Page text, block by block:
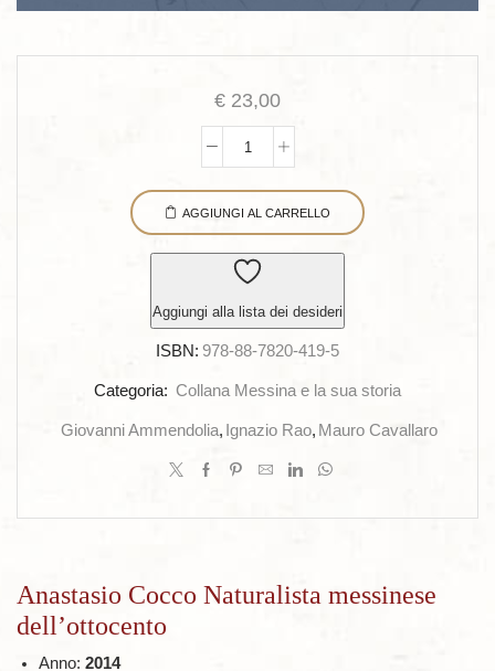
€ 23,00
Anastasio
Cocco
Naturalista
dell’ottocento
quantità
AGGIUNGI AL CARRELLO
Aggiungi alla lista dei desideri
ISBN: 978-88-7820-419-5
Categoria: Collana Messina e la sua storia
Giovanni Ammendolia, Ignazio Rao, Mauro Cavallaro
Anastasio Cocco Naturalista messinese
dell’ottocento
Anno: 2014